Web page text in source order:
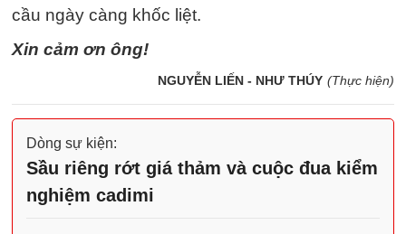
cầu ngày càng khốc liệt.
Xin cảm ơn ông!
NGUYỄN LIẾN - NHƯ THÚY (Thực hiện)
Dòng sự kiện:
Sầu riêng rớt giá thảm và cuộc đua kiểm
nghiệm cadimi